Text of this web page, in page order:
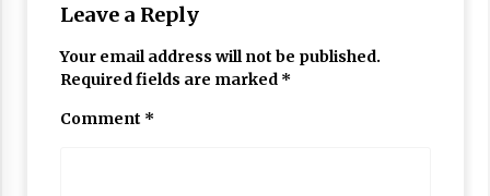
Leave a Reply
Your email address will not be published.
Required fields are marked *
Comment *